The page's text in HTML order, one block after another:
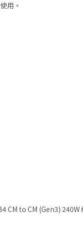
用。
to CM (Gen3)